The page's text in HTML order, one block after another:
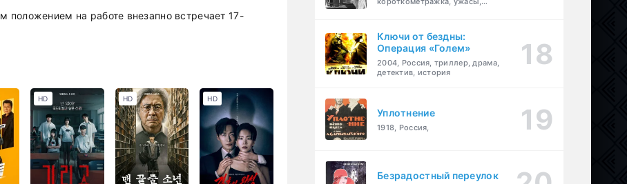
на работе внезапно встречает 17-
HD HD HD
Ключи от бездны:
Операция «Голем»
2004, Россия, триллер, драма,
детектив, история
Уплотнение
1918, Россия,
Безрадостный переулок